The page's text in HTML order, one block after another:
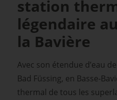
station
légendaire
la Bavière
Avec son étendue d’eau
Bad Füssing, en Basse-
thermal de tous les